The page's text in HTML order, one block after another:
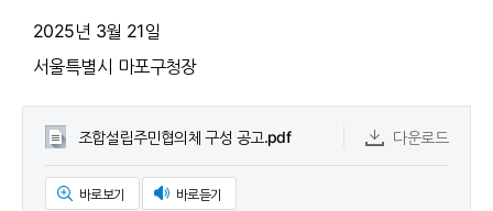
2025년 3월 21일
서울특별시 마포구청장
조합설립주민협의체 구성 공고.pdf 다운로드
바로보기 바로듣기